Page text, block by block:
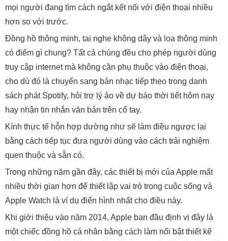
mọi người đang tìm cách ngắt kết nối với điện thoại nhiều
hơn so với trước.
Đồng hồ thông minh, tai nghe không dây và loa thông minh
có điểm gì chung? Tất cả chúng đều cho phép người dùng
truy cập internet mà không cần phụ thuộc vào điện thoại,
cho dù đó là chuyển sang bản nhạc tiếp theo trong danh
sách phát Spotify, hỏi trợ lý ảo về dự báo thời tiết hôm nay
hay nhận tin nhắn văn bản trên cổ tay.
Kính thực tế hỗn hợp dường như sẽ làm điều ngược lại
bằng cách tiếp tục đưa người dùng vào cách trải nghiệm
quen thuộc và sẵn có.
Trong những năm gần đây, các thiết bị mới của Apple mất
nhiều thời gian hơn để thiết lập vai trò trong cuộc sống và
Apple Watch là ví dụ điển hình nhất cho điều này.
Khi giới thiệu vào năm 2014, Apple ban đầu định vị đây là
một chiếc đồng hồ cá nhân bằng cách làm nổi bật thiết kế